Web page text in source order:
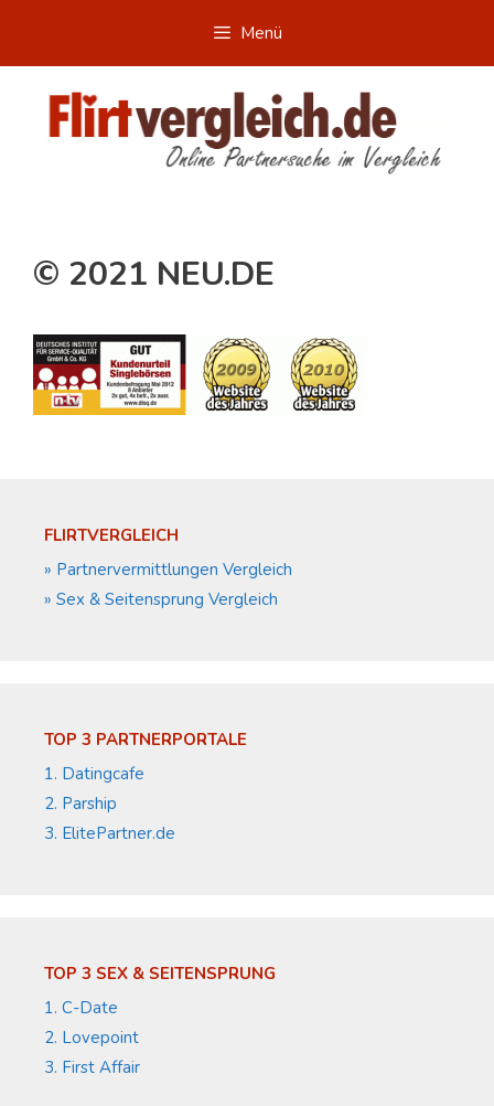
springen
Menü
© 2021 NEU.DE
FLIRTVERGLEICH
» Partnervermittlungen Vergleich
» Sex & Seitensprung Vergleich
TOP 3 PARTNERPORTALE
1. Datingcafe
2. Parship
3. ElitePartner.de
TOP 3 SEX & SEITENSPRUNG
1. C-Date
2. Lovepoint
3. First Affair